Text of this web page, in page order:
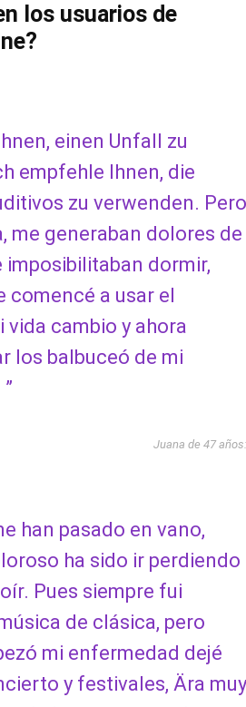
los usuarios de
einen Unfall zu
empfehle Ihnen, die
zu verwenden. Pero
me generaban dolores de
imposibilitaban dormir,
comencé a usar el
vida cambio y ahora
los balbuceó de mi
Juana de 47 años:
han pasado en vano,
ha sido ir perdiendo
Pues siempre fui
de clásica, pero
mi enfermedad dejé
y festivales, Ära muy